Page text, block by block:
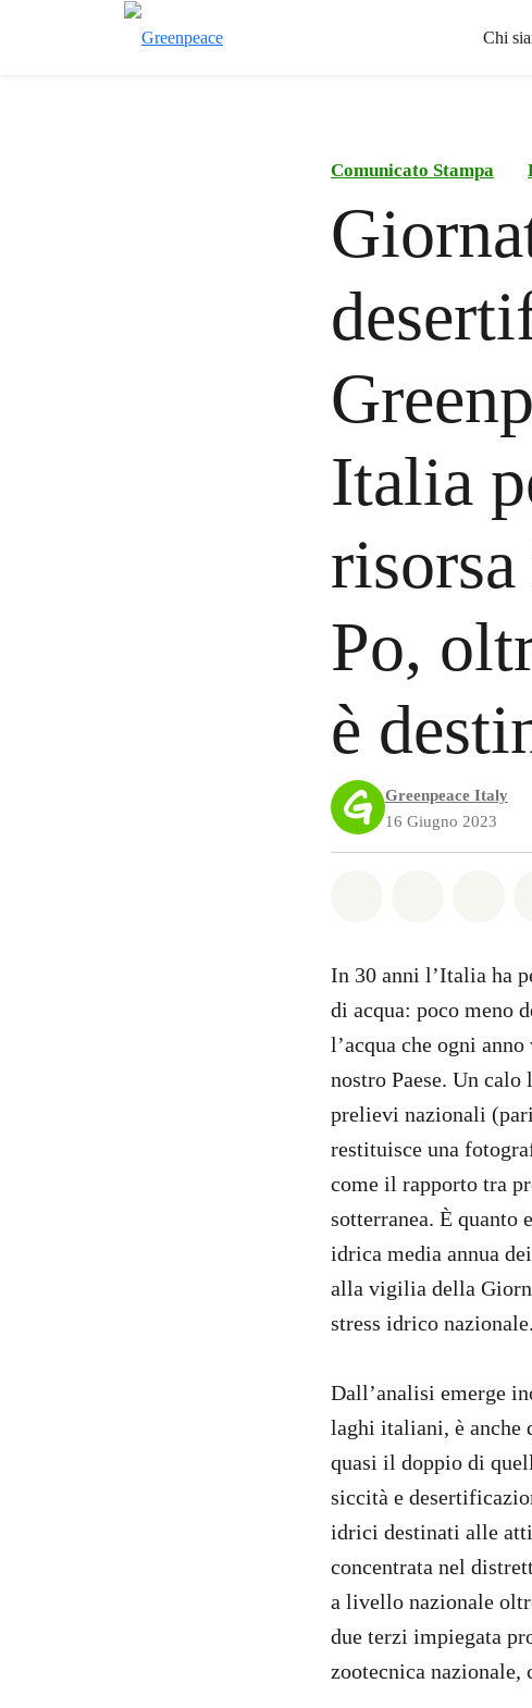
Chi
Comunicato Stampa
Italia
Po,
è
Greenpeace Italy
16 Giugno 2023
In 30 anni l’Italia ha
di acqua: poco meno
l’acqua che ogni
nostro Paese. Un
prelievi nazionali
restituisce una
come il rapporto tra
sotterranea. È quanto
idrica media annua
alla vigilia della
stress idrico nazionale.
Dall’analisi emerge
laghi italiani, è anche
quasi il doppio di
siccità e
idrici destinati alle
concentrata nel
a livello nazionale
due terzi impiegata
zootecnica